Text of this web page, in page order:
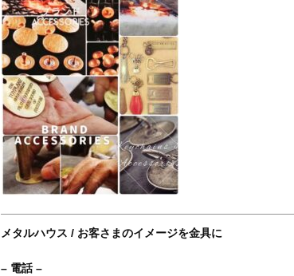
メタルハウス / お客さまのイメージを金具に
– 電話 –